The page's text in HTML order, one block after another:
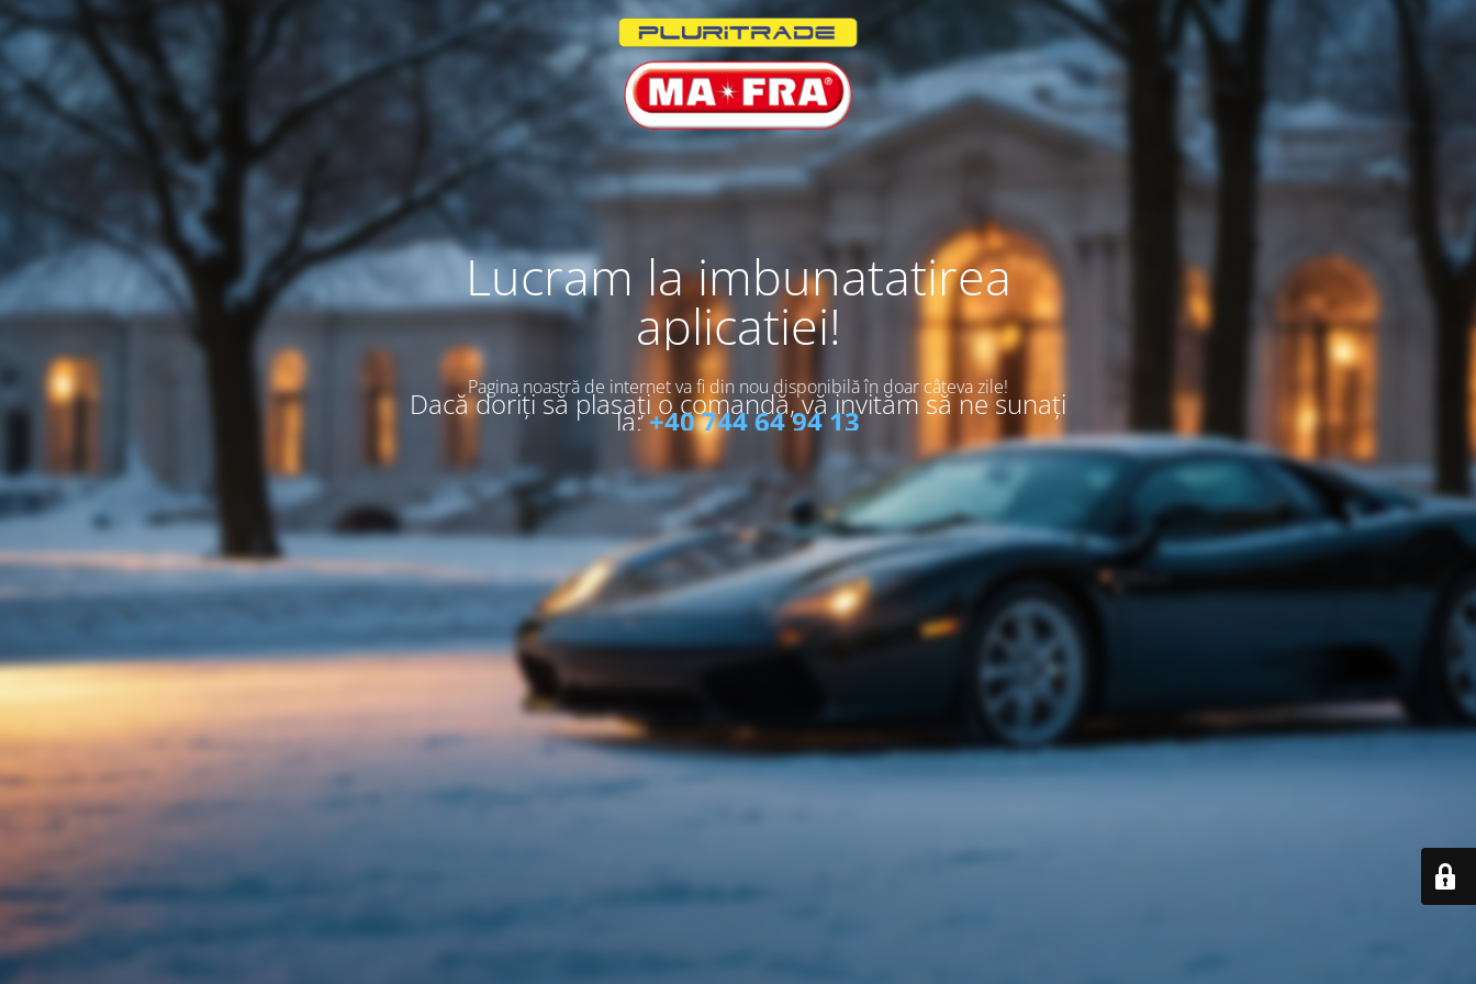
Lucram la imbunatatirea
aplicatiei!
Pagina noastră de internet va fi din nou disponibilă în doar câteva zile!
Dacă doriți să plasați o comandă, vă invităm să ne sunați
la:+40 744 64 94 13